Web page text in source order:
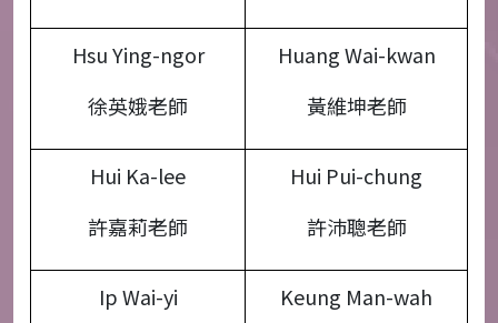
Hsu Ying-ngor
徐英娥老師
Huang Wai-kwan
黃維坤老師
Hui Ka-lee
許嘉莉老師
Hui Pui-chung
許沛聰老師
Ip Wai-yi
Keung Man-wah